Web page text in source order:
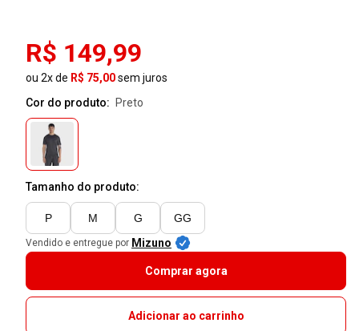
R$ 149,99
ou 2x de R$ 75,00sem juros
Cor do produto:
preto
Tamanho do produto:
P M G GG
Vendido e entregue por Mizuno
Comprar agora
Adicionar ao carrinho